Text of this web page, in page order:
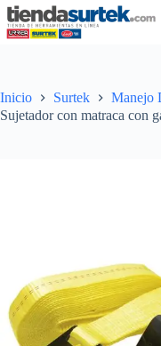
Saltar
al
contenido
Inicio Surtek Manejo
Sujetador con matraca con